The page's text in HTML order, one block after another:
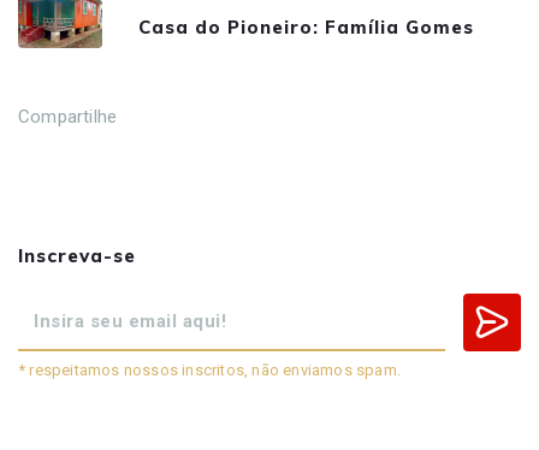
Casa do Pioneiro: Família Gomes
Compartilhe
Inscreva-se
* respeitamos nossos inscritos, não enviamos spam.